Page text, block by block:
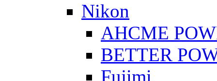
Nikon
AHCME
BETTER
Fujimi